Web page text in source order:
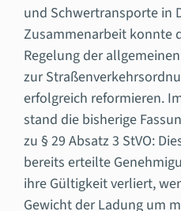
und Schwertransporte in
Zusammenarbeit konnte
Regelung der
zur
erfolgreich reformieren.
stand die bisherige
zu § 29 Absatz 3 StVO:
bereits erteilte
ihre Gültigkeit verliert,
Gewicht der Ladung um